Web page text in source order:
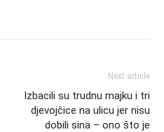
Next article
Izbacili su trudnu majku i tri
djevojčice na ulicu jer nisu
dobili sina – ono što je